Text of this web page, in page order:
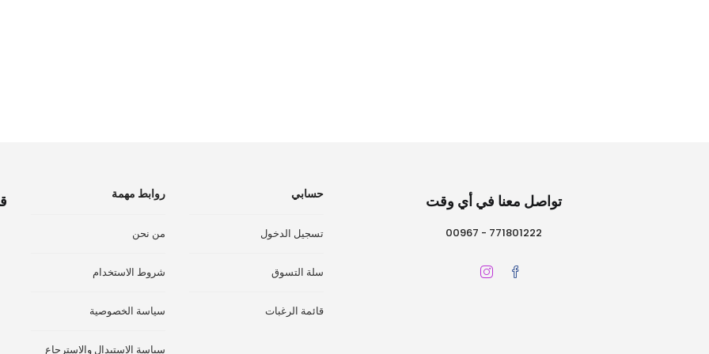
روابط مهمة
من نحن
شروط الاستخدام
سياسة الخصوصية
سياسة الاستبدال والاسترجاع
حسابي
تسجيل الدخول
سلة التسوق
قائمة الرغبات
تواصل معنا في أي وقت
771801222 - 00967